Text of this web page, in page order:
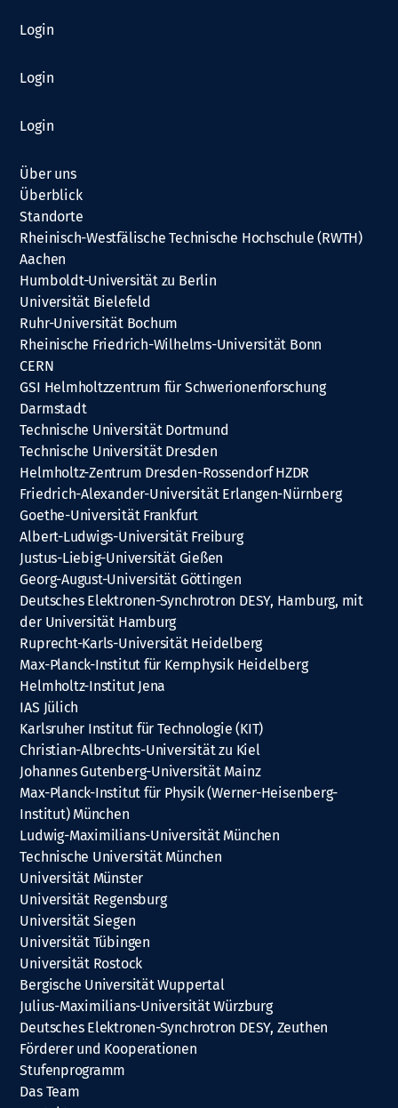
Login
Login
Login
Über uns
Überblick
Standorte
Rheinisch-Westfälische Technische Hochschule (RWTH)
Aachen
Humboldt-Universität zu Berlin
Universität Bielefeld
Ruhr-Universität Bochum
Rheinische Friedrich-Wilhelms-Universität Bonn
CERN
GSI Helmholtzzentrum für Schwerionenforschung
Darmstadt
Technische Universität Dortmund
Technische Universität Dresden
Helmholtz-Zentrum Dresden-Rossendorf HZDR
Friedrich-Alexander-Universität Erlangen-Nürnberg
Goethe-Universität Frankfurt
Albert-Ludwigs-Universität Freiburg
Justus-Liebig-Universität Gießen
Georg-August-Universität Göttingen
Deutsches Elektronen-Synchrotron DESY, Hamburg, mit
der Universität Hamburg
Ruprecht-Karls-Universität Heidelberg
Max-Planck-Institut für Kernphysik Heidelberg
Helmholtz-Institut Jena
IAS Jülich
Karlsruher Institut für Technologie (KIT)
Christian-Albrechts-Universität zu Kiel
Johannes Gutenberg-Universität Mainz
Max-Planck-Institut für Physik (Werner-Heisenberg-
Institut) München
Ludwig-Maximilians-Universität München
Technische Universität München
Universität Münster
Universität Regensburg
Universität Siegen
Universität Tübingen
Universität Rostock
Bergische Universität Wuppertal
Julius-Maximilians-Universität Würzburg
Deutsches Elektronen-Synchrotron DESY, Zeuthen
Förderer und Kooperationen
Stufenprogramm
Das Team